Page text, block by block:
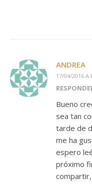
ANDREA
17/04/2016 A
Bueno
sea tan
tarde de
me ha
espero
próximo